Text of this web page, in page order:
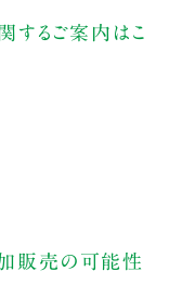
するご案内は こ
加販売の可能性